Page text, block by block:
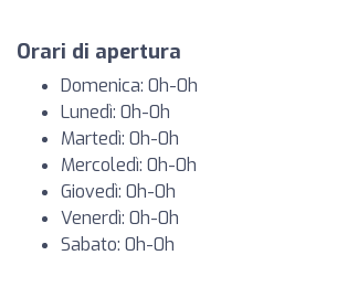
Orari di apertura
Domenica: 0h-0h
Lunedì: 0h-0h
Martedì: 0h-0h
Mercoledì: 0h-0h
Giovedì: 0h-0h
Venerdì: 0h-0h
Sabato: 0h-0h